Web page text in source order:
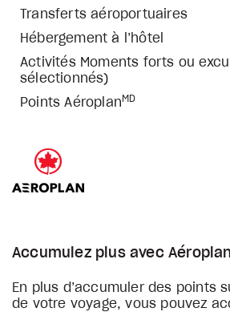
Transferts aéroportuaires
Hébergement à l’hôtel
Activités Moments forts ou
sélectionnés)
Points Aéroplan MD
Accumulez plus avec Aéroplan
En plus d’accumuler des points
de votre voyage, vous pouvez